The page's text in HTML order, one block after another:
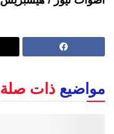
مواضيع ذات صلة